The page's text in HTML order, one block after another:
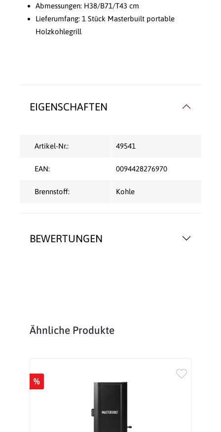
Abmessungen: H38/B71/T43 cm
Lieferumfang: 1 Stück Masterbuilt portable
Holzkohlegrill
BEWERTUNGEN
EIGENSCHAFTEN
Artikel-Nr.: 49541
EAN: 0094428276970
Brennstoff: Kohle
Produktgalerie überspringen
Ähnliche Produkte
%